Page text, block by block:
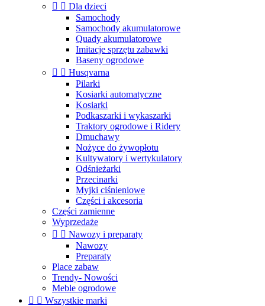
  Dla dzieci
Samochody
Samochody akumulatorowe
Quady akumulatorowe
Imitacje sprzętu zabawki
Baseny ogrodowe
  Husqvarna
Pilarki
Kosiarki automatyczne
Kosiarki
Podkaszarki i wykaszarki
Traktory ogrodowe i Ridery
Dmuchawy
Nożyce do żywopłotu
Kultywatory i wertykulatory
Odśnieżarki
Przecinarki
Myjki ciśnieniowe
Części i akcesoria
Części zamienne
Wyprzedaże
  Nawozy i preparaty
Nawozy
Preparaty
Place zabaw
Trendy- Nowości
Meble ogrodowe
  Wszystkie marki